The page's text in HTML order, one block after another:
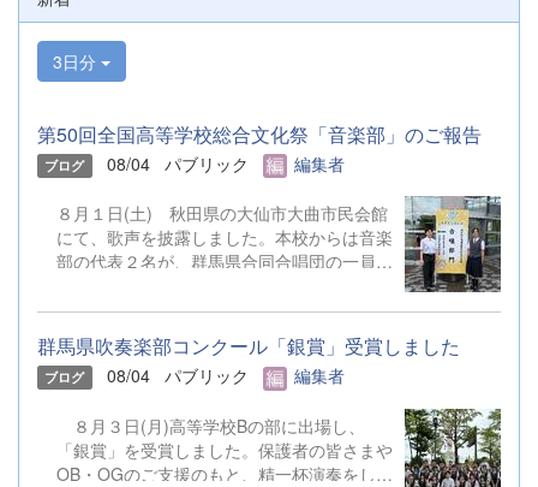
3日分
第50回全国高等学校総合文化祭「音楽部」のご報告
ブログ 08/04 パブリック 編集者
８月１日(土) 秋田県の大仙市大曲市民会館
にて、歌声を披露しました。本校からは音楽
部の代表２名が、群馬県合同合唱団の一員と
群馬県吹奏楽部コンクール「銀賞」受賞しました
ブログ 08/04 パブリック 編集者
８月３日(月)高等学校Bの部に出場し、
「銀賞」を受賞しました。保護者の皆さまや
OB・OGのご支援のもと、精一杯演奏をして